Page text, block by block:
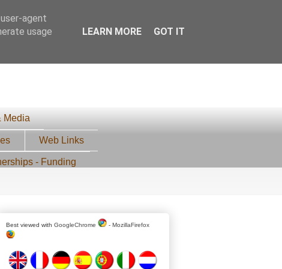
Media
Web Links
- Funding
Best viewed with GoogleChrome - MozillaFirefox
agent
usage
LEARN MORE GOT IT